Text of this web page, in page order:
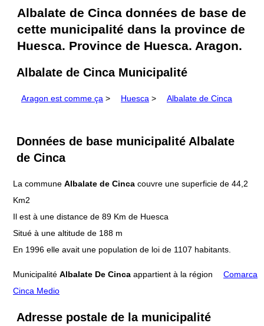
Albalate de Cinca données de base de
cette municipalité dans la province de
Huesca. Province de Huesca. Aragon.
Albalate de Cinca Municipalité
Aragon est comme ça > Huesca > Albalate de Cinca
Données de base municipalité Albalate
de Cinca
La commune Albalate de Cinca couvre une superficie de 44,2
Km2
Il est à une distance de 89 Km de Huesca
Situé à une altitude de 188 m
En 1996 elle avait une population de loi de 1107 habitants.
Municipalité Albalate De Cinca appartient à la région
Comarca
Cinca Medio
Adresse postale de la municipalité